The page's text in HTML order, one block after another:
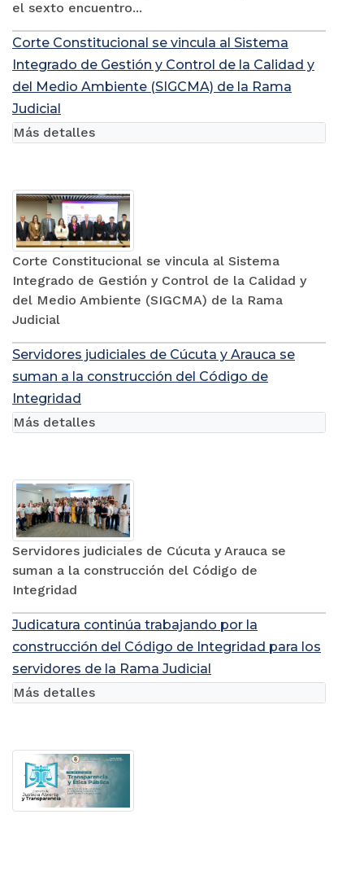
el sexto encuentro...
Corte Constitucional se vincula al Sistema
Integrado de Gestión y Control de la Calidad y
del Medio Ambiente (SIGCMA) de la Rama
Judicial
Corte Constitucional se vincula al Sistema
Integrado de Gestión y Control de la Calidad y
del Medio Ambiente (SIGCMA) de la Rama
Judicial
Más detalles
Servidores judiciales de Cúcuta y Arauca se
suman a la construcción del Código de
Integridad
Servidores judiciales de Cúcuta y Arauca se
suman a la construcción del Código de
Integridad
Más detalles
Judicatura continúa trabajando por la
construcción del Código de Integridad para los
servidores de la Rama Judicial
Más detalles